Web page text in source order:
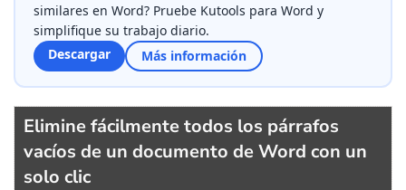
similares en Word? Pruebe Kutools para Word y
simplifique su trabajo diario.
Descargar
Más información
Elimine fácilmente todos los párrafos
vacíos de un documento de Word con un
solo clic